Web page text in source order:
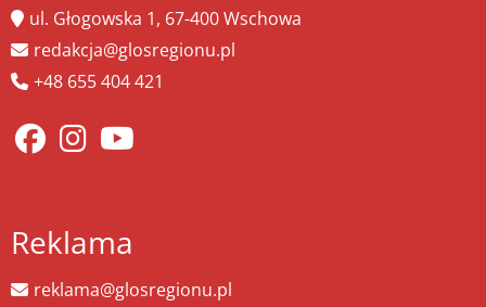
ul. Głogowska 1, 67-400 Wschowa
redakcja@glosregionu.pl
+48 655 404 421
Reklama
reklama@glosregionu.pl